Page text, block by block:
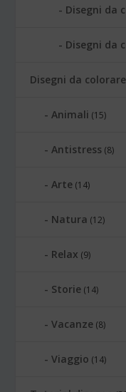
Disegni da
Disegni da
Disegni da
Animali (15)
Antistress (8)
Arte (14)
Natura (12)
Relax (9)
Storie (14)
Vacanze (8)
Viaggio (14)